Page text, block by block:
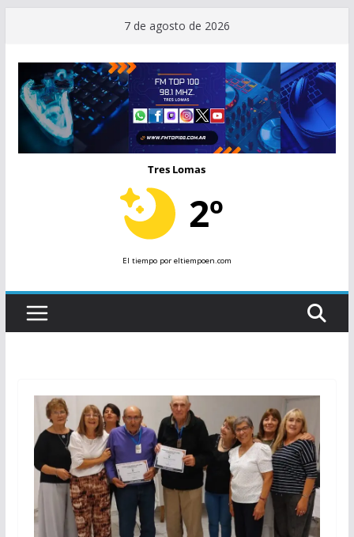
contenido
7 de agosto de 2026
Tres Lomas
2º
El tiempopor eltiempoen.com